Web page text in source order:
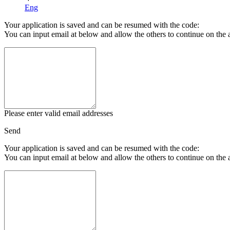
Eng
Your application is saved and can be resumed with the code:
You can input email at below and allow the others to continue on the
Please enter valid email addresses
Send
Your application is saved and can be resumed with the code:
You can input email at below and allow the others to continue on the